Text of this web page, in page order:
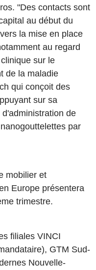
"Des contacts sont
au début du
la mise en place
au regard
sur le
de la maladie
qui conçoit des
sur sa
de
par
mobilier et
Europe présentera
trimestre.
filiales VINCI
GTM Sud-
Nouvelle-